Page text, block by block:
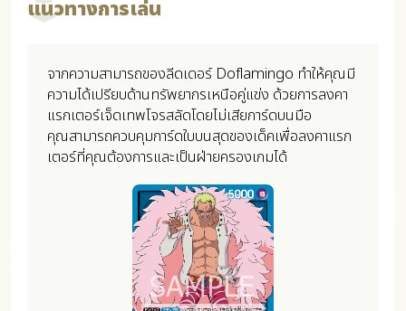
แนวทางการเล่น
จากความสามารถของลีดเดอร์ Doflamingo ทำให้คุณมี
ความได้เปรียบด้านทรัพยากรเหนือคู่แข่ง ด้วยการลงคา
แรกเตอร์เจ็ดเทพโจรสลัดโดยไม่เสียการ์ดบนมือ
คุณสามารถควบคุมการ์ดใบบนสุดของเด็คเพื่อลงคาแรก
เตอร์ที่คุณต้องการและเป็นฝ่ายครองเกมได้